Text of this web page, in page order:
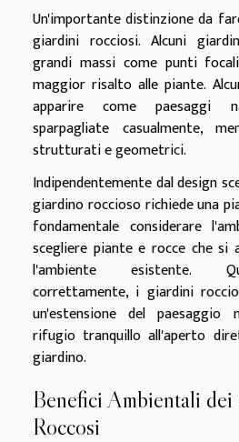
Un'importante distinzione da
giardini rocciosi. Alcuni
grandi massi come punti
maggior risalto alle piante.
apparire come paesaggi
sparpagliate casualmente,
strutturati e geometrici.
Indipendentemente dal design
giardino roccioso richiede una
fondamentale considerare
scegliere piante e rocce che si
l'ambiente esistente.
correttamente, i giardini
un'estensione del paesaggio
rifugio tranquillo all'aperto
giardino.
Benefici Ambientali
Roccosi